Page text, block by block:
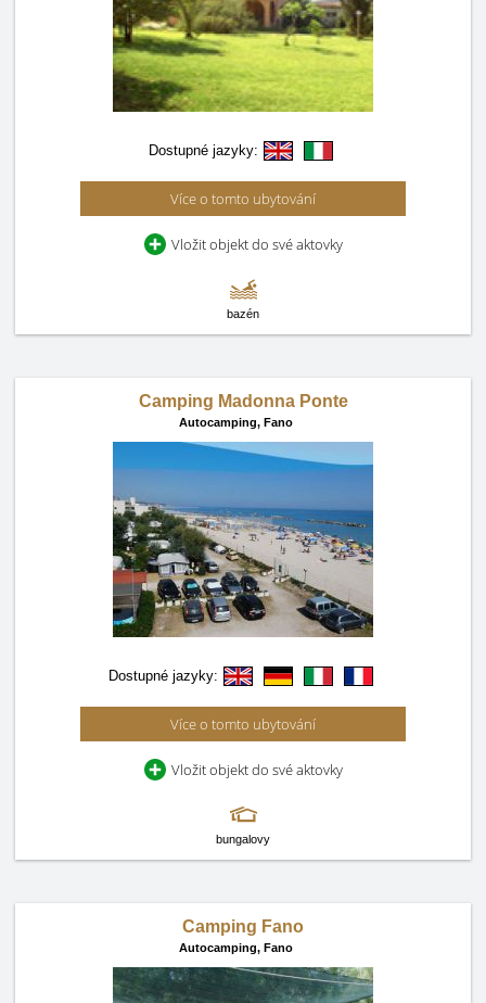
Dostupné jazyky:
Více o tomto ubytování
Vložit objekt do své aktovky
bazén
Camping Madonna Ponte
Autocamping, Fano
Dostupné jazyky:
Více o tomto ubytování
Vložit objekt do své aktovky
bungalovy
Camping Fano
Autocamping, Fano